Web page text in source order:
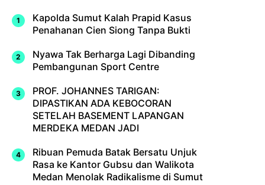
Kapolda Sumut Kalah Prapid Kasus
Penahanan Cien Siong Tanpa Bukti
Nyawa Tak Berharga Lagi Dibanding
Pembangunan Sport Centre
PROF. JOHANNES TARIGAN:
DIPASTIKAN ADA KEBOCORAN
SETELAH BASEMENT LAPANGAN
MERDEKA MEDAN JADI
Ribuan Pemuda Batak Bersatu Unjuk
Rasa ke Kantor Gubsu dan Walikota
Medan Menolak Radikalisme di Sumut